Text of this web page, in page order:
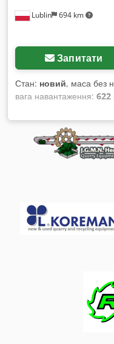
Lublin 694 km
Запитати
Стан: новий, маса без
вага навантаження: 622
2 304 мм, ширина
вантажного відсіку:300
підвіска:інше, розмір
сріблястий, Рік